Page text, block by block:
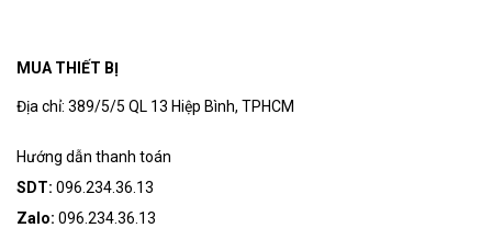
MUA THIẾT BỊ
Địa chỉ: 389/5/5 QL 13 Hiệp Bình, TPHCM
Hướng dẫn thanh toán
SDT: 096.234.36.13
Zalo: 096.234.36.13